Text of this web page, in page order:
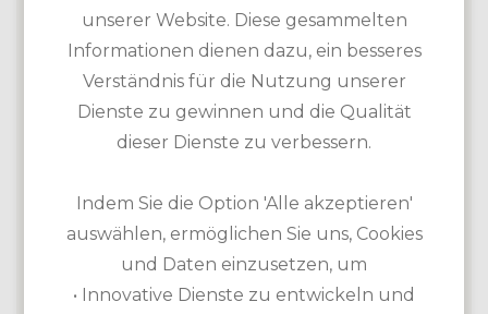
Etikette: Softspikes erforderlich
Übungsmöglichkeiten: Driving Range,
Putting Green, Pitching Green, Chipping
Green, Übungsbunker
Ausrüstung zur Miete: Leihschläger,
Akademie vorhanden
unserer Website. Diese gesammelten
Informationen dienen dazu, ein besseres
Verständnis für die Nutzung unserer
Dienste zu gewinnen und die Qualität
dieser Dienste zu verbessern.
Indem Sie die Option 'Alle akzeptieren'
auswählen, ermöglichen Sie uns, Cookies
und Daten einzusetzen, um
• Innovative Dienste zu entwickeln und